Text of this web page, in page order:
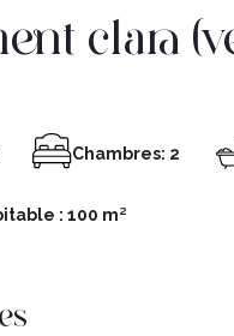
clara
Chambres: 2
: 100 m²